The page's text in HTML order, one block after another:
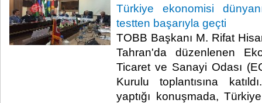
Türkiye ekonomisi
testten başarıyla geçti
TOBB Başkanı M. Rifat
Tahran'da düzenlenen
Ticaret ve Sanayi Odası
Kurulu toplantısına
yaptığı konuşmada,